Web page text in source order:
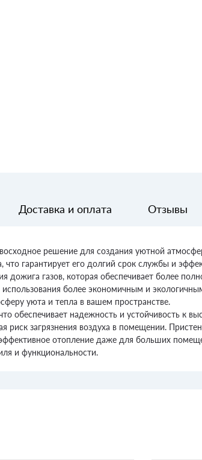
Доставка и оплата Отзывы
решение для создания уютной
что гарантирует его долгий срок службы и
газов, которая обеспечивает более
более экономичным и
уюта и тепла в вашем пространстве.
обеспечивает надежность и устойчивость к
риск загрязнения воздуха в помещении.
эффективное отопление даже для больших
и функциональности.